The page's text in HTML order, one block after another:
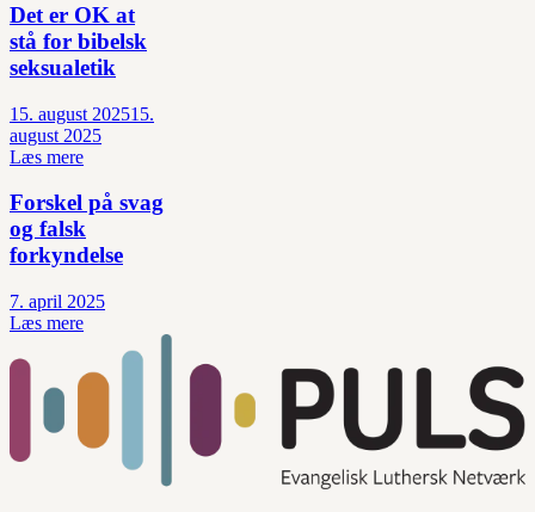
Det er OK at
stå for bibelsk
seksualetik
15. august 202515.
august 2025
Læs mere
Forskel på svag
og falsk
forkyndelse
7. april 2025
Læs mere